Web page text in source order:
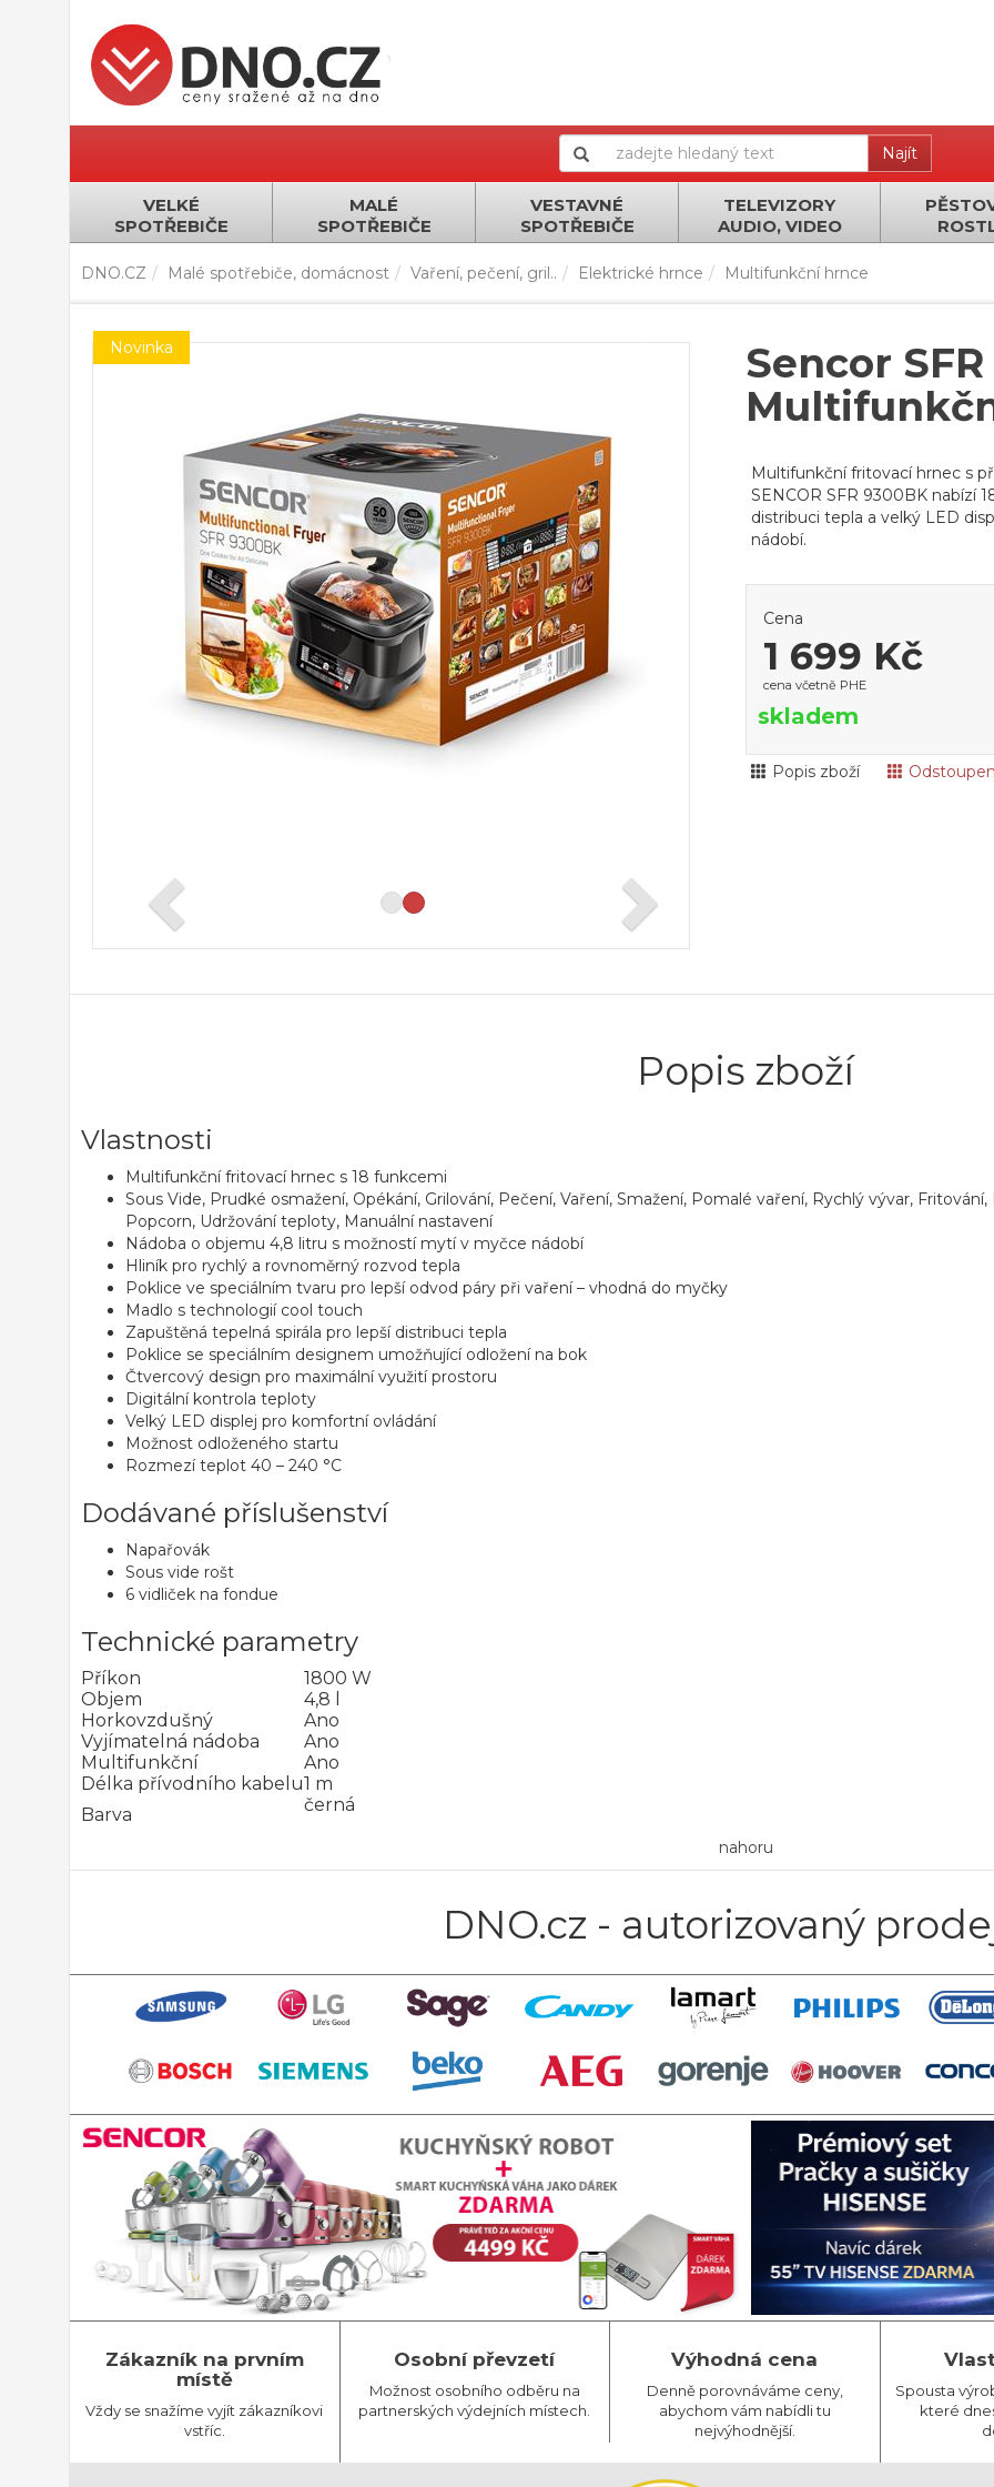
Najít
VELKÉ
SPOTŘEBIČE
MALÉ
SPOTŘEBIČE
VESTAVNÉ
SPOTŘEBIČE
TELEVIZORY
AUDIO, VIDEO
DNO.CZ Malé spotřebiče, domácnost Vaření, pečení, gril.. Elektrické hrnce Multifunkční hrnce
Novinka
Sencor
Multifunkční fritovací hrnec s
SENCOR SFR 9300BK nabízí
distribuci tepla a velký LED
nádobí.
Cena
1 699 Kč
cena včetně PHE
skladem
Popis zboží
Popis zboží
Vlastnosti
Multifunkční fritovací hrnec s 18 funkcemi
Sous Vide, Prudké osmažení, Opékání, Grilování, Pečení, Vaření, Smažení, Pomalé vaření, Rychlý vývar,
Popcorn, Udržování teploty, Manuální nastavení
Nádoba o objemu 4,8 litru s možností mytí v myčce nádobí
Hliník pro rychlý a rovnoměrný rozvod tepla
Poklice ve speciálním tvaru pro lepší odvod páry při vaření – vhodná do myčky
Madlo s technologií cool touch
Zapuštěná tepelná spirála pro lepší distribuci tepla
Poklice se speciálním designem umožňující odložení na bok
Čtvercový design pro maximální využití prostoru
Digitální kontrola teploty
Velký LED displej pro komfortní ovládání
Možnost odloženého startu
Rozmezí teplot 40 – 240 °C
Dodávané příslušenství
Napařovák
Sous vide rošt
6 vidliček na fondue
Technické parametry
Příkon
1800 W
Objem
4,8 l
Horkovzdušný
Ano
Vyjímatelná nádoba
Ano
Multifunkční
Ano
Délka přívodního kabelu1 m
Barva
černá
nahoru
DNO.cz - autorizovaný
Zákazník na prvním
místě
Vždy se snažíme vyjít zákazníkovi
vstříc.
Osobní převzetí
Možnost osobního odběru na
partnerských výdejních místech.
Výhodná cena
Denně porovnáváme ceny,
abychom vám nabídli tu
nejvýhodnější.
Spousta
které